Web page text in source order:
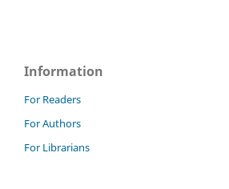
Information
For Readers
For Authors
For Librarians